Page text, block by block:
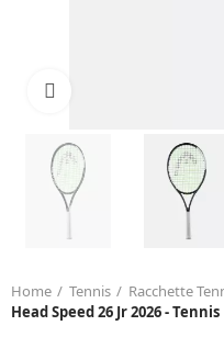
Home Tennis Racchette
Head Speed 26 Jr 2026 - Tennis